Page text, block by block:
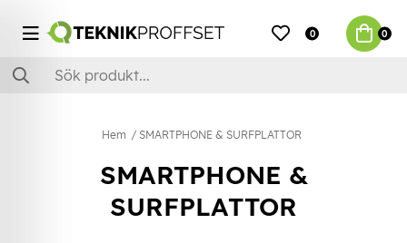
0 0
Hem SMARTPHONE & SURFPLATTOR
SMARTPHONE &
SURFPLATTOR